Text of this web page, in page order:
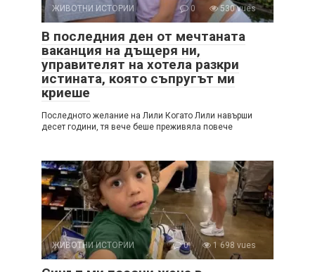
ЖИВОТНИ ИСТОРИИ 0 530 vues
В последния ден от мечтаната
ваканция на дъщеря ни,
управителят на хотела разкри
истината, която съпругът ми
криеше
Последното желание на Лили Когато Лили навърши
десет години, тя вече беше преживяла повече
ЖИВОТНИ ИСТОРИИ 0 1 698 vues